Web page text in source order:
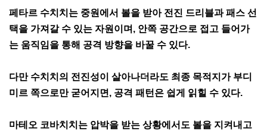
페타르 수치치는 중원에서 볼을 받아 전진 드리블과 패스 선
택을 가져갈 수 있는 자원이며, 안쪽 공간으로 접고 들어가
는 움직임을 통해 공격 방향을 바꿀 수 있다.
다만 수치치의 전진성이 살아나더라도 최종 목적지가 부디
미르 쪽으로만 굳어지면, 공격 패턴은 쉽게 읽힐 수 있다.
마테오 코바치치는 압박을 받는 상황에서도 볼을 지켜내고